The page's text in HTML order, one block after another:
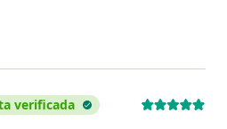
Salas
verificada